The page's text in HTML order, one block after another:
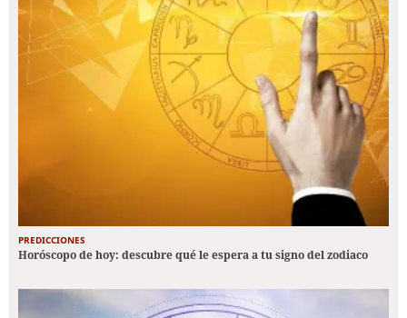
PREDICCIONES
Horóscopo de hoy: descubre qué le espera a tu signo del zodiaco